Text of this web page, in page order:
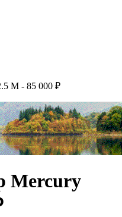
M - 85 000 ₽
Mercury